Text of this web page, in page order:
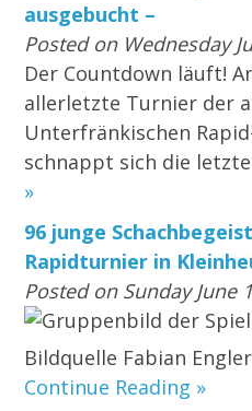
ausgebucht –
Posted on Wednesday
Der Countdown läuft!
allerletzte Turnier der
Unterfränkischen
schnappt sich die
»
96 junge
Rapidturnier in
Posted on Sunday June
Gruppenbild der
Bildquelle Fabian
Continue Reading »